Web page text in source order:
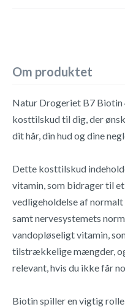
Om produktet
Natur Drogeriet B7 Biotin
kosttilskud til dig, der
dit hår, din hud og dine
Dette kosttilskud
vitamin, som bidrager til
vedligeholdelse af normalt
samt nervesystemets
vandopløseligt vitamin,
tilstrækkelige mængder,
relevant, hvis du ikke får
Biotin spiller en vigtig